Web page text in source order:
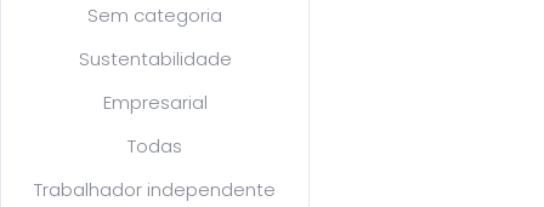
Sem categoria
Sustentabilidade
Empresarial
Todas
Trabalhador independente